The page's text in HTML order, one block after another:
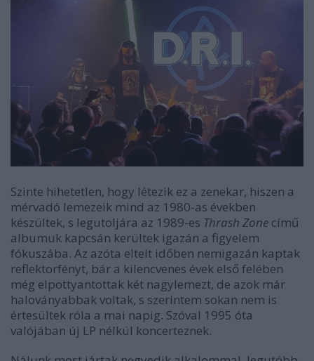
Szinte hihetetlen, hogy létezik ez a zenekar, hiszen a
mérvadó lemezeik mind az 1980-as években
készültek, s legutoljára az 1989-es Thrash Zone című
albumuk kapcsán kerültek igazán a figyelem
fókuszába. Az azóta eltelt időben nemigazán kaptak
reflektorfényt, bár a kilencvenes évek első felében
még elpottyantottak két nagylemezt, de azok már
haloványabbak voltak, s szerintem sokan nem is
értesültek róla a mai napig. Szóval 1995 óta
valójában új LP nélkül koncerteznek.